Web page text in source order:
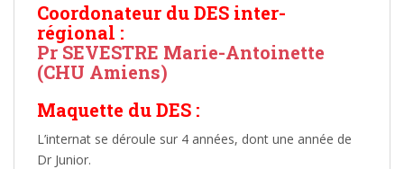
Coordonateur du DES inter-
régional :
Pr SEVESTRE Marie-Antoinette
(CHU Amiens)
Maquette du DES :
L’internat se déroule sur 4 années, dont une année de
Dr Junior.